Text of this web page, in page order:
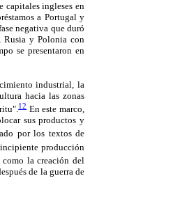
capitales ingleses en
a Portugal y
negativa que duró
Rusia y Polonia con
se presentaron en
industrial, la
hacia las zonas
12En este marco,
sus productos y
por los textos de
producción
la creación del
de la guerra de